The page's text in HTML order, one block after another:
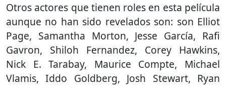
Otros actores que tienen roles en esta película
aunque no han sido revelados son: son Elliot
Page, Samantha Morton, Jesse García, Rafi
Gavron, Shiloh Fernandez, Corey Hawkins,
Nick E. Tarabay, Maurice Compte, Michael
Vlamis, Iddo Goldberg, Josh Stewart, Ryan